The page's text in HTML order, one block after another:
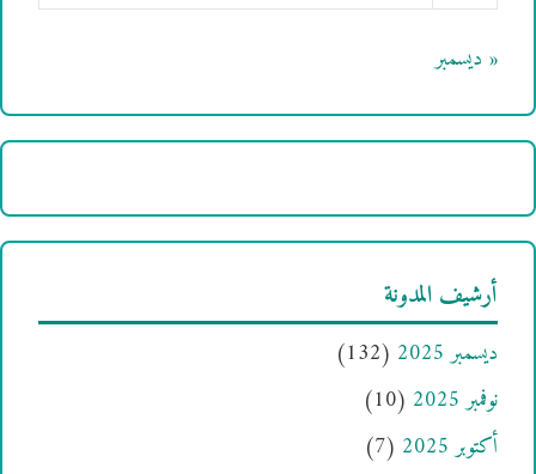
« ديسمبر
أرشيف المدونة
ديسمبر 2025
(132)
نوفمبر 2025
(10)
أكتوبر 2025
(7)